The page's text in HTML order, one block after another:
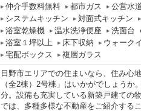
仲介手数料無料
都市ガス 公営水
システムキッチン
対面式キッチン
浴室乾燥機
温水洗浄便座 洗面台
浴室１坪以上
床下収納 ウォーク
宅配ボックス
複層ガラス
日野市エリアでの住まいなら、住み
（全2棟）2号棟」はいかがでしょう
分。設備も充実している新築戸建ての
では、多種多様な不動産をご紹介する